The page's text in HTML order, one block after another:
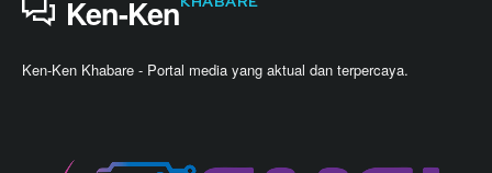
Ken-Ken
Ken-Ken Khabare - Portal media yang aktual dan terpercaya.